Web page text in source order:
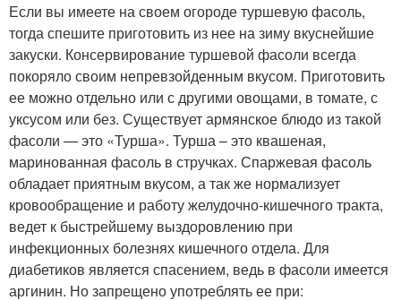
Если вы имеете на своем огороде туршевую фасоль,
тогда спешите приготовить из нее на зиму вкуснейшие
закуски. Консервирование туршевой фасоли всегда
покоряло своим непревзойденным вкусом. Приготовить
ее можно отдельно или с другими овощами, в томате, с
уксусом или без. Существует армянское блюдо из такой
фасоли — это «Турша». Турша – это квашеная,
маринованная фасоль в стручках. Спаржевая фасоль
обладает приятным вкусом, а так же нормализует
кровообращение и работу желудочно-кишечного тракта,
ведет к быстрейшему выздоровлению при
инфекционных болезнях кишечного отдела. Для
диабетиков является спасением, ведь в фасоли имеется
аргинин. Но запрещено употреблять ее при: